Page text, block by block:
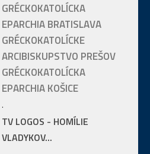
GRÉCKOKATOLÍCKA
EPARCHIA BRATISLAVA
GRÉCKOKATOLÍCKE
ARCIBISKUPSTVO PREŠOV
GRÉCKOKATOLÍCKA
EPARCHIA KOŠICE
.
TV LOGOS - HOMÍLIE
VLADYKOV...